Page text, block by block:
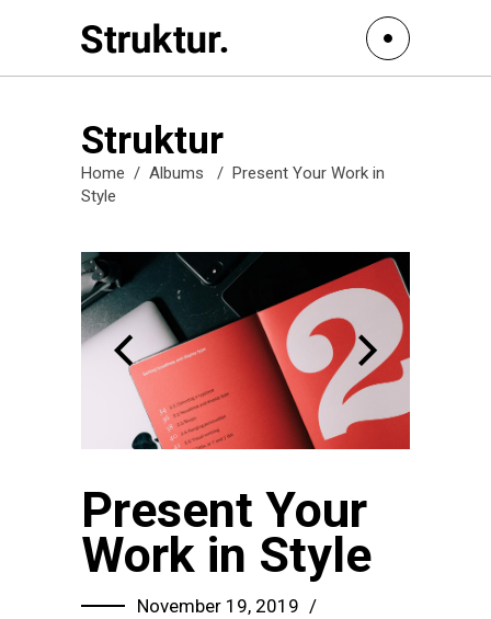
Struktur
Home / Albums / Present Your Work in
Style
Present Your
Work in Style
November 19, 2019